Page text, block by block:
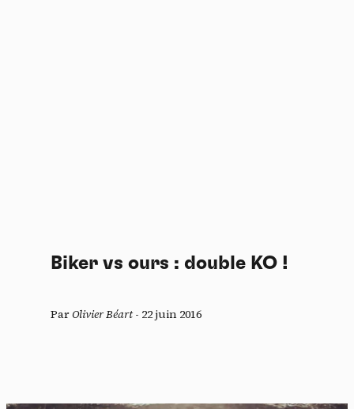
Biker vs ours : double KO !
ParOlivier Béart- 22 juin 2016